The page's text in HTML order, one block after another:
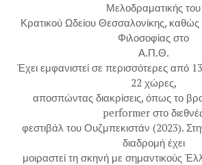
Μελοδραματικής του
Κρατικού Ωδείου Θεσσαλονίκης, καθώς
Φιλοσοφίας στο
Α.Π.Θ.
Έχει εμφανιστεί σε περισσότερες από
22 χώρες,
αποσπώντας διακρίσεις, όπως το
performer στο
φεστιβάλ του Ουζμπεκιστάν (2023).
διαδρομή έχει
μοιραστεί τη σκηνή με σημαντικούς